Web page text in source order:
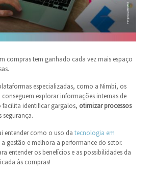
compras tem ganhado cada vez mais espaço
especializadas, como a Nimbi, os
explorar informações internas de
facilita identificar gargalos, otimizar processos
segurança.
entender como o uso da tecnologia em
gestão e melhora a performance do setor.
entender os benefícios e as possibilidades da
às compras!